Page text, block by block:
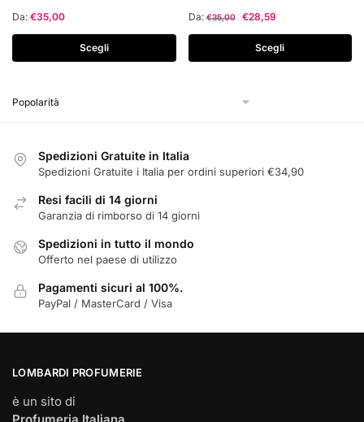
Da: €35,00
Scegli
Le
possono
nella
pagina
del
prodotto
Da:€35,00 €28,59
Scegli
Le
nella
prodotto
Spedizioni Gratuite in Italia
Spedizioni Gratuite i Italia per ordini superiori €34,90
Resi facili di 14 giorni
Garanzia di rimborso di 14 giorni
Spedizioni in tutto il mondo
Offerto nel paese di utilizzo
Pagamenti sicuri al 100%.
PayPal / MasterCard / Visa
LOMBARDI PROFUMERIE
è un sito di